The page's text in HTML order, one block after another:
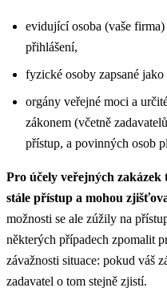
evidující osoba (vaše
přihlášení,
fyzické osoby zapsané
orgány veřejné moci a
zákonem (včetně
přístup, a povinných osob
Pro účely veřejných zakázek
stále přístup a mohou
možnosti se ale zúžily na
některých případech zpomalit
závažnosti situace: pokud váš
zadavatel o tom stejně zjistí.